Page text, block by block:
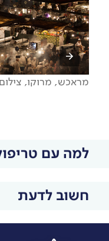
מראכש, מרוקו,
למה עם
חשוב לדעת